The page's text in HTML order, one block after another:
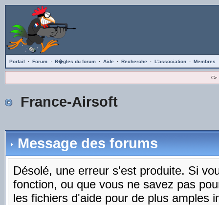
Portail · Forum · R�gles du forum · Aide · Recherche · L'association · Membres
Ce
France-Airsoft
Message des forums
Désolé, une erreur s'est produite. Si
fonction, ou que vous ne savez pas
les fichiers d'aide pour de plus amples